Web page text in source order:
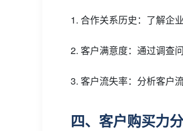
1. 合作关系历史：了解企
2. 客户满意度：通过调查
3. 客户流失率：分析客户
四、客户购买力